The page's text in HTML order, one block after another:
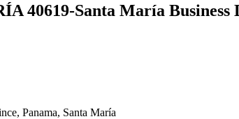
40619-Santa María
Panama, Santa María